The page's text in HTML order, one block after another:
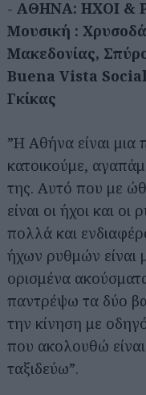
- ΑΘΗΝΑ: ΗΧΟΙ &
Μουσική :
Μακεδονίας,
Buena Vista
Γκίκας
”Η Αθήνα είναι μια
κατοικούμε,
της. Αυτό που με
είναι οι ήχοι και
πολλά και
ήχων ρυθμών είναι
ορισμένα
παντρέψω τα δύο
την κίνηση με
που ακολουθώ
ταξιδεύω”.